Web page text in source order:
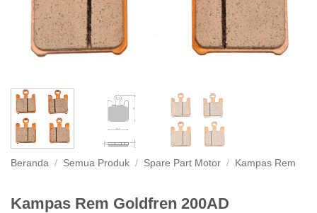
Beranda / Semua Produk / Spare Part Motor / Kampas Rem
Kampas Rem Goldfren 200AD